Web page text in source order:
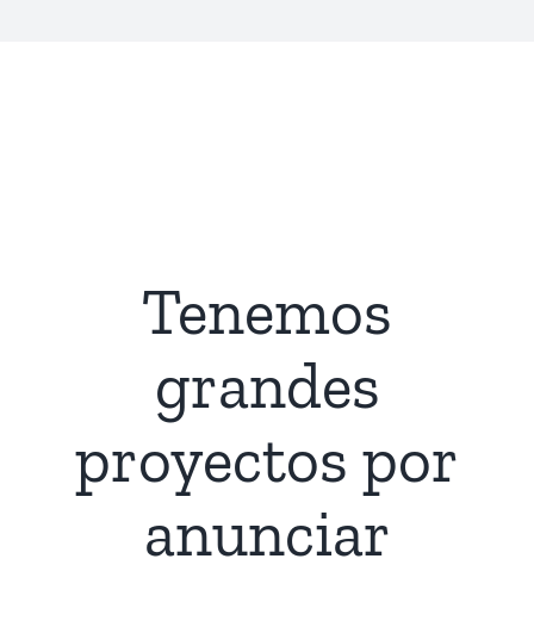
Tenemos
grandes
proyectos por
anunciar